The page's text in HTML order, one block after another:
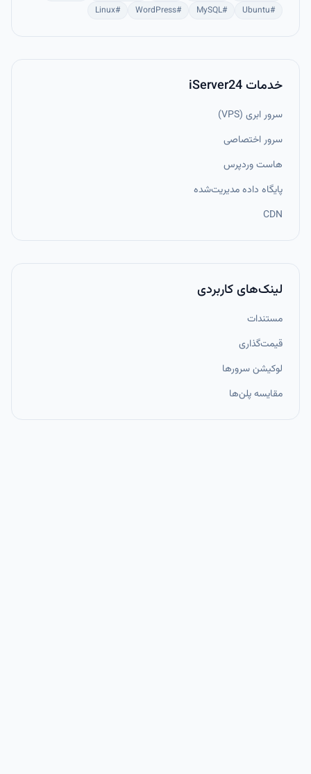
#
Ubuntu
#
MySQL
#
WordPress
#
Linux
خدمات iServer24
سرور ابری (VPS)
سرور اختصاصی
هاست وردپرس
پایگاه داده مدیریت‌شده
CDN
لینک‌های کاربردی
مستندات
قیمت‌گذاری
لوکیشن سرورها
مقایسه پلن‌ها